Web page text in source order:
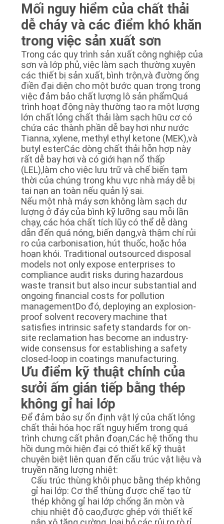
TRANG
WEB
CHÍNH
SÁCH
BẢO
MẬT
Mối nguy hiểm của chất thải
dễ cháy và các điểm khó khăn
trong việc sản xuất sơn
Trong các quy trình sản xuất công nghiệp của
sơn và lớp phủ, việc làm sạch thường xuyên
các thiết bị sản xuất, bình trộn,và đường ống
điền đại diện cho một bước quan trọng trong
việc đảm bảo chất lượng lô sản phẩmQuá
trình hoạt động này thường tạo ra một lượng
lớn chất lỏng chất thải làm sạch hữu cơ có
chứa các thành phần dễ bay hơi như nước
Tianna, xylene, methyl ethyl ketone (MEK),và
butyl esterCác dòng chất thải hỗn hợp này
rất dễ bay hơi và có giới hạn nổ thấp
(LEL),làm cho việc lưu trữ và chế biến tạm
thời của chúng trong khu vực nhà máy dễ bị
tai nạn an toàn nếu quản lý sai.
Nếu một nhà máy sơn không làm sạch dư
lượng ở đáy của bình kỹ lưỡng sau mỗi lần
chạy, các hóa chất tích lũy có thể dễ dàng
dẫn đến quá nóng, biến dạng,và thậm chí rủi
ro của carbonisation, hút thuốc, hoặc hỏa
hoạn khói. Traditional outsourced disposal
models not only expose enterprises to
compliance audit risks during hazardous
waste transit but also incur substantial and
ongoing financial costs for pollution
managementDo đó, deploying an explosion-
proof solvent recovery machine that
satisfies intrinsic safety standards for on-
site reclamation has become an industry-
wide consensus for establishing a safety
closed-loop in coatings manufacturing.
Ưu điểm kỹ thuật chính của
sưởi ấm gián tiếp bằng thép
không gỉ hai lớp
Để đảm bảo sự ổn định vật lý của chất lỏng
chất thải hóa học rất nguy hiểm trong quá
trình chưng cất phân đoạn,Các hệ thống thu
hồi dung môi hiện đại có thiết kế kỹ thuật
chuyên biệt liên quan đến cấu trúc vật liệu và
truyền năng lượng nhiệt:
Cấu trúc thùng khôi phục bằng thép không
gỉ hai lớp: Cơ thể thùng được chế tạo từ
thép không gỉ hai lớp chống ăn mòn và
chịu nhiệt độ cao,được ghép với thiết kế